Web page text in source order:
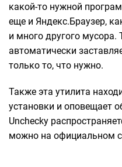
какой-то нужной
еще и Яндекс.Браузер,
и много другого мусора.
автоматически
только то, что нужно.
Также эта утилита
установки и оповещает
Unchecky
можно на официальном